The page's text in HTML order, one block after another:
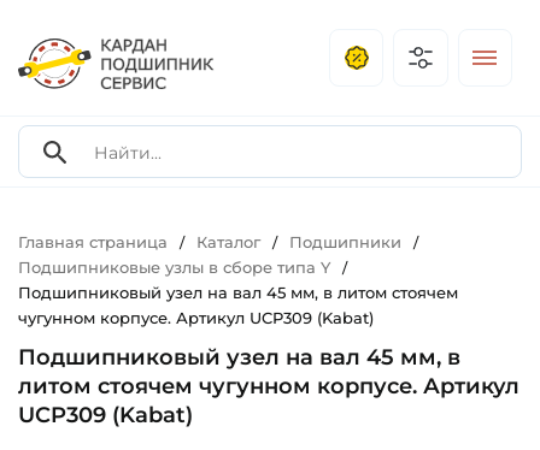
Главная страница / Каталог / Подшипники /
Подшипниковые узлы в сборе типа Y /
Подшипниковый узел на вал 45 мм, в литом стоячем
чугунном корпусе. Артикул UCP309 (Kabat)
Подшипниковый узел на вал 45 мм, в
литом стоячем чугунном корпусе. Артикул
UCP309 (Kabat)